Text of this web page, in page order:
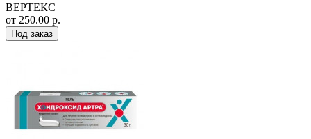
ВЕРТЕКС
от 250.00 р.
Под заказ